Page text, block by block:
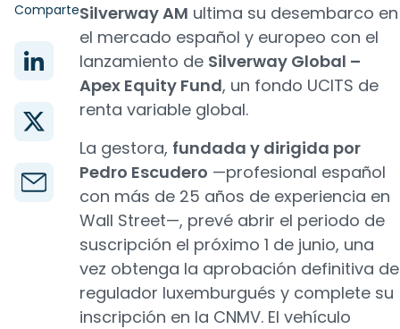
ComparteSilverway AM ultima su desembarco en
el mercado español y europeo con el
lanzamiento de Silverway Global –
Apex Equity Fund, un fondo UCITS de
renta variable global.
La gestora, fundada y dirigida por
Pedro Escudero —profesional español
con más de 25 años de experiencia en
Wall Street—, prevé abrir el periodo de
suscripción el próximo 1 de junio, una
vez obtenga la aprobación definitiva
regulador luxemburgués y complete su
inscripción en la CNMV. El vehículo